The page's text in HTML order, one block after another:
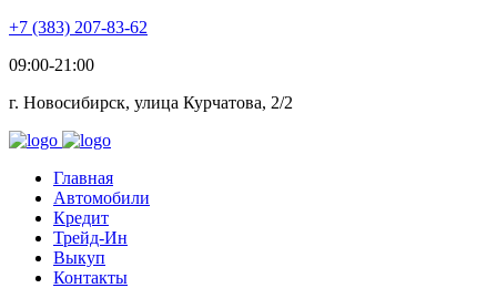
+7 (383) 207-83-62
09:00-21:00
г. Новосибирск, улица Курчатова, 2/2
Главная
Автомобили
Кредит
Трейд-Ин
Выкуп
Контакты